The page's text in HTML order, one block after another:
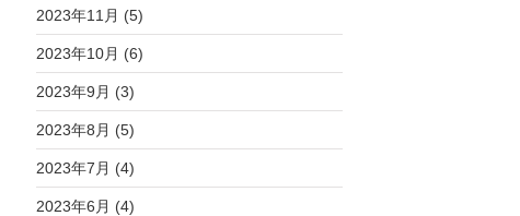
2023年11月 (5)
2023年10月 (6)
2023年9月 (3)
2023年8月 (5)
2023年7月 (4)
2023年6月 (4)